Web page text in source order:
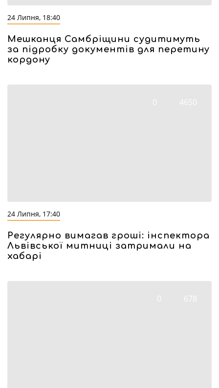
24 Липня, 18:40
Мешканця Самбріщини судитимуть
за підробку документів для перетину
кордону
0 4650
24 Липня, 17:40
Регулярно вимагав гроші: інспектора
Львівської митниці затримали на
хабарі
0 678